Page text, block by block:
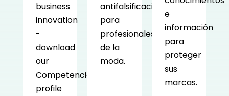
business
innovation
-
download
our
Competencies
profile
antifalsificación
para
profesionales
de la
moda.
e
información
para
proteger
sus
marcas.